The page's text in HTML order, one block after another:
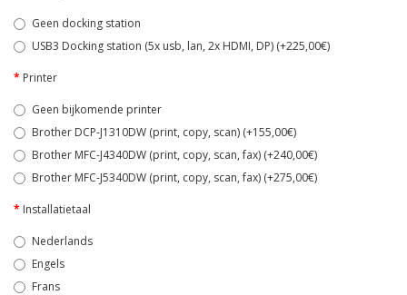
Geen docking station
USB3 Docking station (5x usb, lan, 2x HDMI, DP) (+225,00€)
Printer
Geen bijkomende printer
Brother DCP-J1310DW (print, copy, scan) (+155,00€)
Brother MFC-J4340DW (print, copy, scan, fax) (+240,00€)
Brother MFC-J5340DW (print, copy, scan, fax) (+275,00€)
Installatietaal
Nederlands
Engels
Frans